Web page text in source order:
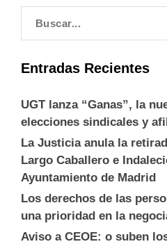
Entradas Recientes
UGT lanza “Ganas”, la
elecciones sindicales y
La Justicia anula la
Largo Caballero e
Ayuntamiento de Madrid
Los derechos de las
una prioridad en la
Aviso a CEOE: o suben